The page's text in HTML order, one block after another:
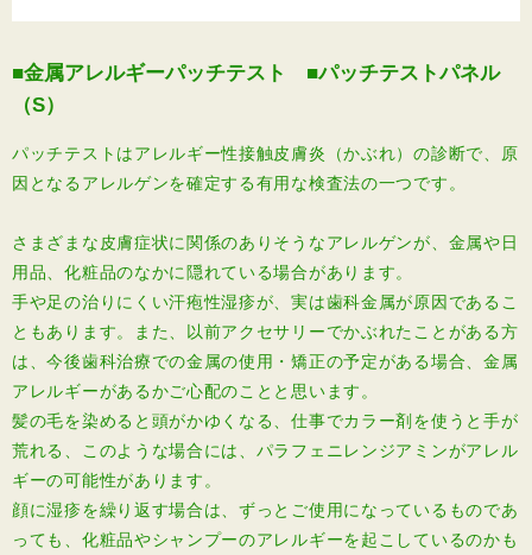
■金属アレルギーパッチテスト ■パッチテストパネル
（S）
パッチテストはアレルギー性接触皮膚炎（かぶれ）の診断で、原
因となるアレルゲンを確定する有用な検査法の一つです。
さまざまな皮膚症状に関係のありそうなアレルゲンが、金属や日
用品、化粧品のなかに隠れている場合があります。
手や足の治りにくい汗疱性湿疹が、実は歯科金属が原因であるこ
ともあります。また、以前アクセサリーでかぶれたことがある方
は、今後歯科治療での金属の使用・矯正の予定がある場合、金属
アレルギーがあるかご心配のことと思います。
髪の毛を染めると頭がかゆくなる、仕事でカラー剤を使うと手が
荒れる、このような場合には、パラフェニレンジアミンがアレル
ギーの可能性があります。
顔に湿疹を繰り返す場合は、ずっとご使用になっているものであ
っても、化粧品やシャンプーのアレルギーを起こしているのかも